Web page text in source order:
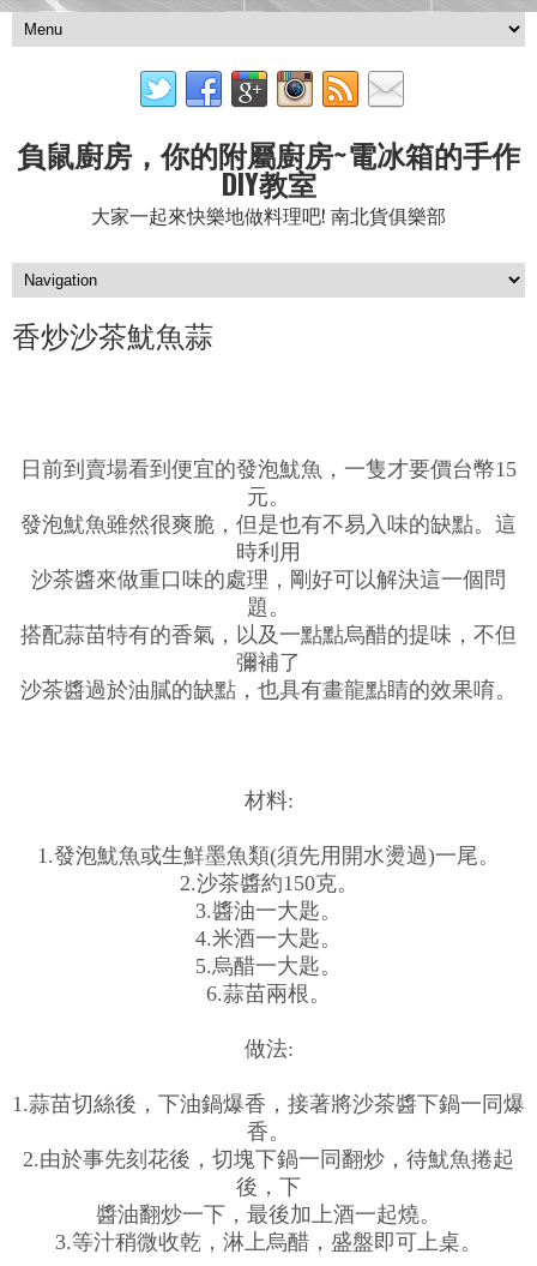
負鼠廚房，你的附屬廚房~電冰箱的手作
DIY教室
大家一起來快樂地做料理吧! 南北貨俱樂部
香炒沙茶魷魚蒜
日前到賣場看到便宜的發泡魷魚，一隻才要價台幣15
元。
發泡魷魚雖然很爽脆，但是也有不易入味的缺點。這
時利用
沙茶醬來做重口味的處理，剛好可以解決這一個問
題。
搭配蒜苗特有的香氣，以及一點點烏醋的提味，不但
彌補了
沙茶醬過於油膩的缺點，也具有畫龍點睛的效果唷。
材料:
1.發泡魷魚或生鮮墨魚類(須先用開水燙過)一尾。
2.沙茶醬約150克。
3.醬油一大匙。
4.米酒一大匙。
5.烏醋一大匙。
6.蒜苗兩根。
做法:
1.蒜苗切絲後，下油鍋爆香，接著將沙茶醬下鍋一同爆
香。
2.由於事先刻花後，切塊下鍋一同翻炒，待魷魚捲起
後，下
醬油翻炒一下，最後加上酒一起燒。
3.等汁稍微收乾，淋上烏醋，盛盤即可上桌。